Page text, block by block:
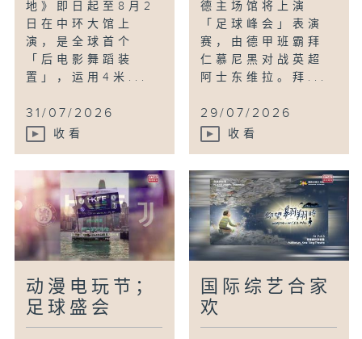
地》即日起至8月2
日在中环大馆上
演，是全球首个
「后电影舞蹈装
置」，运用4米...
31/07/2026
收看
德主场馆将上演
「足球峰会」表演
赛，由德甲班霸拜
仁慕尼黑对战英超
阿士东维拉。拜...
29/07/2026
收看
动漫电玩节；
足球盛会
国际综艺合家
欢